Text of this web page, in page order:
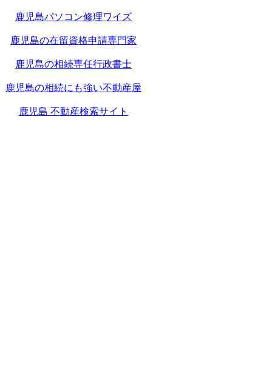
鹿児島パソコン修理ワイズ
鹿児島の在留資格申請専門家
鹿児島の相続専任行政書士
鹿児島の相続にも強い不動産屋
鹿児島 不動産検索サイト